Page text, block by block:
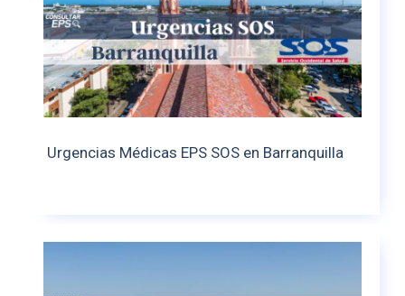
Urgencias Médicas EPS SOS en Barranquilla